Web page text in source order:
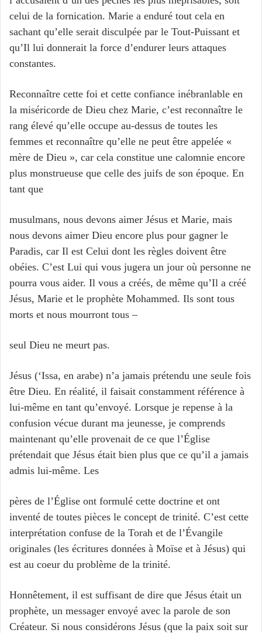
celui de la fornication. Marie a enduré tout cela en
sachant qu’elle serait disculpée par le Tout-Puissant et
qu’Il lui donnerait la force d’endurer leurs attaques
constantes.
Reconnaître cette foi et cette confiance inébranlable en
la miséricorde de Dieu chez Marie, c’est reconnaître le
rang élevé qu’elle occupe au-dessus de toutes les
femmes et reconnaître qu’elle ne peut être appelée «
mère de Dieu », car cela constitue une calomnie encore
plus monstrueuse que celle des juifs de son époque. En
tant que
musulmans, nous devons aimer Jésus et Marie, mais
nous devons aimer Dieu encore plus pour gagner le
Paradis, car Il est Celui dont les règles doivent être
obéies. C’est Lui qui vous jugera un jour où personne ne
pourra vous aider. Il vous a créés, de même qu’Il a créé
Jésus, Marie et le prophète Mohammed. Ils sont tous
morts et nous mourront tous –
seul Dieu ne meurt pas.
Jésus (‘Issa, en arabe) n’a jamais prétendu une seule fois
être Dieu. En réalité, il faisait constamment référence à
lui-même en tant qu’envoyé. Lorsque je repense à la
confusion vécue durant ma jeunesse, je comprends
maintenant qu’elle provenait de ce que l’Église
prétendait que Jésus était bien plus que ce qu’il a jamais
admis lui-même. Les
pères de l’Église ont formulé cette doctrine et ont
inventé de toutes pièces le concept de trinité. C’est cette
interprétation confuse de la Torah et de l’Évangile
originales (les écritures données à Moïse et à Jésus) qui
est au coeur du problème de la trinité.
Honnêtement, il est suffisant de dire que Jésus était un
prophète, un messager envoyé avec la parole de son
Créateur. Si nous considérons Jésus (que la paix soit sur